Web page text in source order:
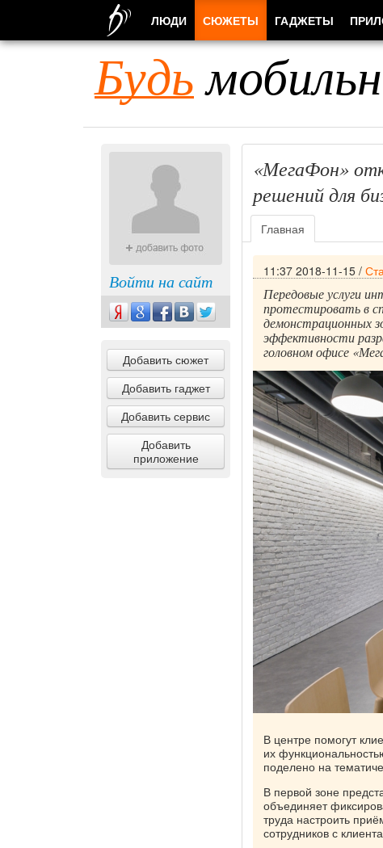
Будь
Войти на сайт
Добавить сюжет
Добавить гаджет
Добавить сервис
Добавить
приложение
«МегаФон»
решений для
Главная
11:37 2018-11-15 /
Передовые услуги
протестировать в
демонстрационных
эффективности
головном офисе
В центре помогут
их
поделено на
В первой зоне
объединяет
труда настроить
сотрудников с
ЛЮДИ СЮЖЕТЫ ГАДЖЕТЫ